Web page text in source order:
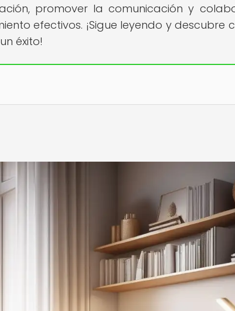
promover la comunicación y
efectivos. ¡Sigue leyendo y descubre
éxito!